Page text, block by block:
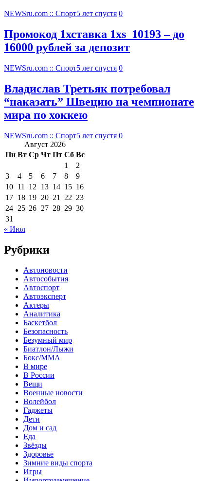
NEWSru.com :: Спорт5 лет спустя 0
Промокод 1хставка 1xs_10193 – до
16000 рублей за депозит
NEWSru.com :: Спорт5 лет спустя 0
Владислав Третьяк потребовал
“наказать” Швецию на чемпионате
мира по хоккею
NEWSru.com :: Спорт5 лет спустя 0
Август 2026
Пн Вт Ср Чт Пт Сб Вс
1
2
3
4 5 6 7 8
9
10 11 12 13 14 15 16
17 18 19 20 21 22 23
24 25 26 27 28 29 30
31
« Июл
Рубрики
Автоновости
Автособытия
Автоспорт
Автоэксперт
Актеры
Аналитика
Баскетбол
Безопасность
Безумный мир
Биатлон/Лыжи
Бокс/MMA
В мире
В России
Вещи
Военные новости
Волейбол
Гаджеты
Дети
Дом и сад
Еда
Звёзды
Здоровье
Зимние виды спорта
Игры